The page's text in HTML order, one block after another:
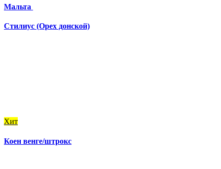
Мальта
Стилиус (Орех донской)
Хит
Коен венге/штрокс